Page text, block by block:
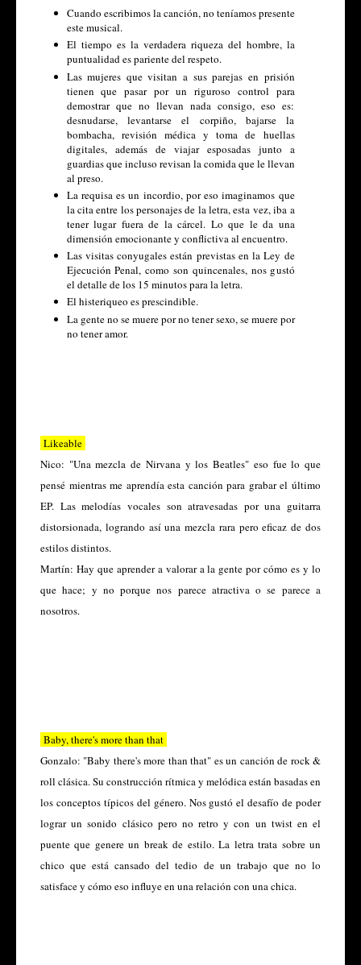
Cuando escribimos la canción, no teníamos presente
este musical.
El tiempo es la verdadera riqueza del hombre, la
puntualidad es pariente del respeto.
Las mujeres que visitan a sus parejas en prisión
tienen que pasar por un riguroso control para
demostrar que no llevan nada consigo, eso es:
desnudarse, levantarse el corpiño, bajarse la
bombacha, revisión médica y toma de huellas
digitales, además de viajar esposadas junto a
guardias que incluso revisan la comida que le llevan
al preso.
La requisa es un incordio, por eso imaginamos que
la cita entre los personajes de la letra, esta vez, iba a
tener lugar fuera de la cárcel. Lo que le da una
dimensión emocionante y conflictiva al encuentro.
Las visitas conyugales están previstas en la Ley de
Ejecución Penal, como son quincenales, nos gustó
el detalle de los 15 minutos para la letra.
El histeriqueo es prescindible.
La gente no se muere por no tener sexo, se muere por
no tener amor.
Likeable
Nico: "Una mezcla de Nirvana y los Beatles" eso fue lo que
pensé mientras me aprendía esta canción para grabar el último
EP. Las melodías vocales son atravesadas por una guitarra
distorsionada, logrando así una mezcla rara pero eficaz de dos
estilos distintos.
Martín: Hay que aprender a valorar a la gente por cómo es y lo
que hace; y no porque nos parece atractiva o se parece a
nosotros.
Baby, there's more than that
Gonzalo: "Baby there's more than that" es un canción de rock &
roll clásica. Su construcción rítmica y melódica están basadas en
los conceptos típicos del género. Nos gustó el desafío de poder
lograr un sonido clásico pero no retro y con un twist en el
puente que genere un break de estilo. La letra trata sobre un
chico que está cansado del tedio de un trabajo que no lo
satisface y cómo eso influye en una relación con una chica.